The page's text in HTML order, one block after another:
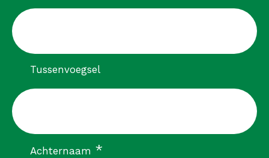
Tussenvoegsel
Achternaam *verplicht